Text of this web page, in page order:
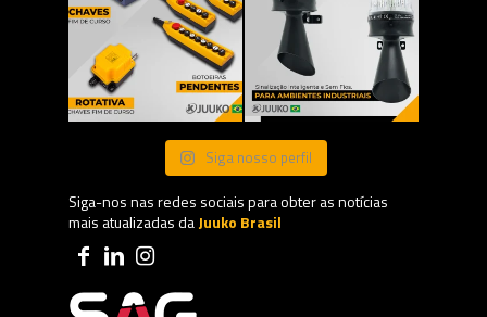
Siga nosso perfil
Siga-nos nas redes sociais para obter as notícias
mais atualizadas daJuuko Brasil